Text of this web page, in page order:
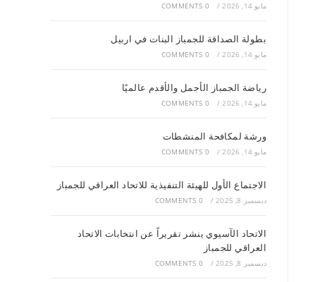
مايو 14, 2026 /
0 COMMENTS
بطولة الصداقة للجمباز البنات في اربيل
مايو 14, 2026 /
0 COMMENTS
رياضة الجمباز الأجمل والأقدم عالميًا
مايو 14, 2026 /
0 COMMENTS
ورشة لمكافحة المنشطات
مايو 14, 2026 /
0 COMMENTS
الاجتماع الأول للهيئة التنفيذية للاتحاد العراقي للجمباز
ديسمبر 8, 2025 /
0 COMMENTS
الاتحاد الآسيوي ينشر تقريراً عن انتخابات الاتحاد
العراقي للجمباز
ديسمبر 8, 2025 /
0 COMMENTS